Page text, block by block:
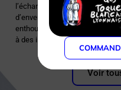
l’échange de savoir-faire
d’envergure qui célèbrent
enthousiaste à l’idée de
à des initiatives qui
Voir